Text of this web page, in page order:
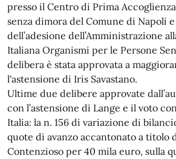
presso il Centro di Prima
senza dimora del Comune di Napoli
dell’adesione dell’Amministrazione
Italiana Organismi per le Persone
delibera è stata approvata a
l'astensione di Iris Savastano.
Ultime due delibere approvate
con l’astensione di Lange e il voto
Italia: la n. 156 di variazione di
quote di avanzo accantonato a titolo
Contenzioso per 40 mila euro, sulla